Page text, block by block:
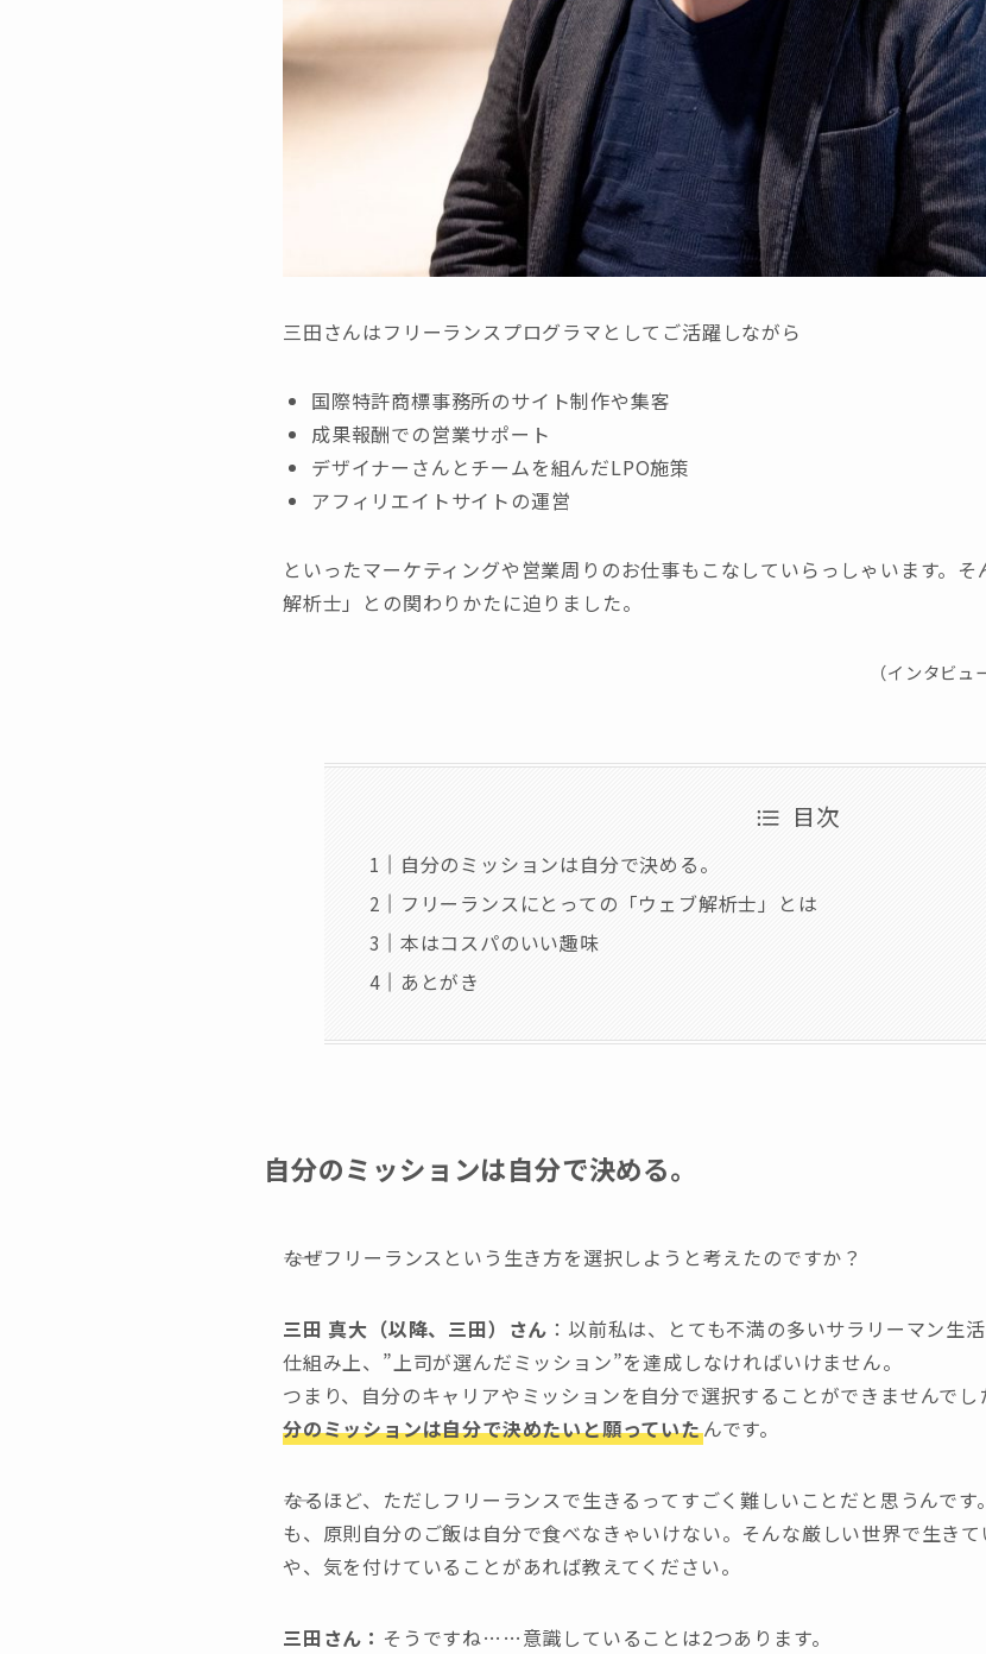
三田さんはフリーランスプログラマとしてご活躍しながら
国際特許商標事務所のサイト制作や集客
成果報酬での営業サポート
デザイナーさんとチームを組んだLPO施策
アフィリエイトサイトの運営
といったマーケティングや営業周りのお仕事もこなしていらっしゃいます。
解析士」との関わりかたに迫りました。
（インタビ
目次
自分のミッションは自分で決める。
フリーランスにとっての「ウェブ解析士」とは
本はコスパのいい趣味
あとがき
自分のミッションは自分で決める。
――なぜフリーランスという生き方を選択しようと考えたのですか？
三田 真大（以降、三田）さん ：以前私は、とても不満の多いサラリーマン生
仕組み上、”上司が選んだミッション”を達成しなければいけません。
つまり、自分のキャリアやミッションを自分で選択することができませんでし
分のミッションは自分で決めたいと願っていたんです。
――なるほど、ただしフリーランスで生きるってすごく難しいことだと思うんで
も、原則自分のご飯は自分で食べなきゃいけない。そんな厳しい世界で生き
や、気を付けていることがあれば教えてください。
三田さん ： そうですね……意識していることは2つあります。